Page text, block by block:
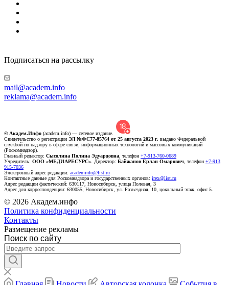
Подписаться на рассылку
mail@academ.info
reklama@academ.info
© Академ.Инфо (academ.info) — сетевое издание.
Свидетельство о регистрации ЭЛ №ФС77-85764 от 25 августа 2023 г. выдано Федеральной
службой по надзору в сфере связи, информационных технологий и массовых коммуникаций
(Роскомнадзор).
Главный редактор: Сысолина Полина Эдуардовна , телефон +7-913-760-0689
Учредитель: ООО «МЕДИАРЕСУРС» . Директор: Байжанов Ерлан Омарович , телефон +7-913
915-7036
Электронный адрес редакции: academinfo@list.ru
Контактные данные для Роскомнадзора и государственных органов: irex@list.ru
Адрес редакции фактический: 630117, Новосибирск, улица Полевая, 3
Адрес для корреспонденции: 630055, Новосибирск, ул. Разъездная, 10, цокольный этаж, офис 5.
© 2026 Академ.инфо
Политика конфиденциальности
Контакты
Размещение рекламы
Поиск по сайту